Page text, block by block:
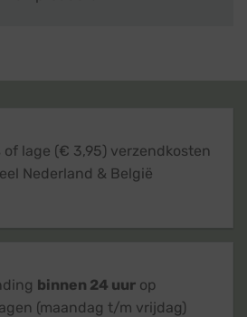
of lage (€ 3,95) verzendkosten
Nederland & België
binnen 24 uur op
(maandag t/m vrijdag)